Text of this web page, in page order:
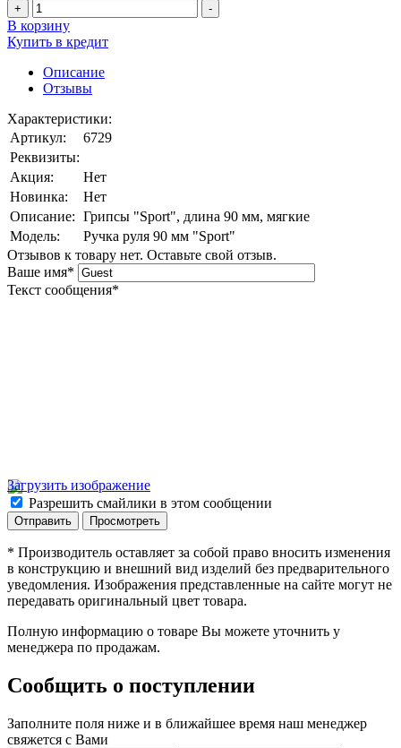
+ -
В корзину
Купить в кредит
Описание
Отзывы
Характеристики:
Артикул:
6729
Реквизиты:
Акция:
Нет
Новинка:
Нет
Описание: Грипсы "Sport", длина 90 мм, мягкие
Модель:
Ручка руля 90 мм "Sport"
Отзывов к товару нет. Оставьте свой отзыв.
Ваше имя*
Текст сообщения*
Загрузить изображение
Разрешить смайлики в этом сообщении
* Производитель оставляет за собой право вносить изменения
в конструкцию и внешний вид изделий без предварительного
уведомления. Изображения представленные на сайте могут не
передавать оригинальный цвет товара.
Полную информацию о товаре Вы можете уточнить у
менеджера по продажам.
Сообщить о поступлении
Заполните поля ниже и в ближайшее время наш менеджер
свяжется с Вами